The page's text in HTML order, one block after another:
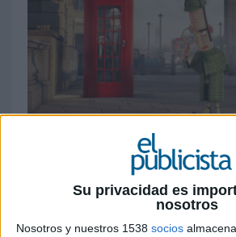
Su privacidad es
nosotros
Nosotros y nuestros 1538 socios
22 DE NOVIEMBRE DE 2019